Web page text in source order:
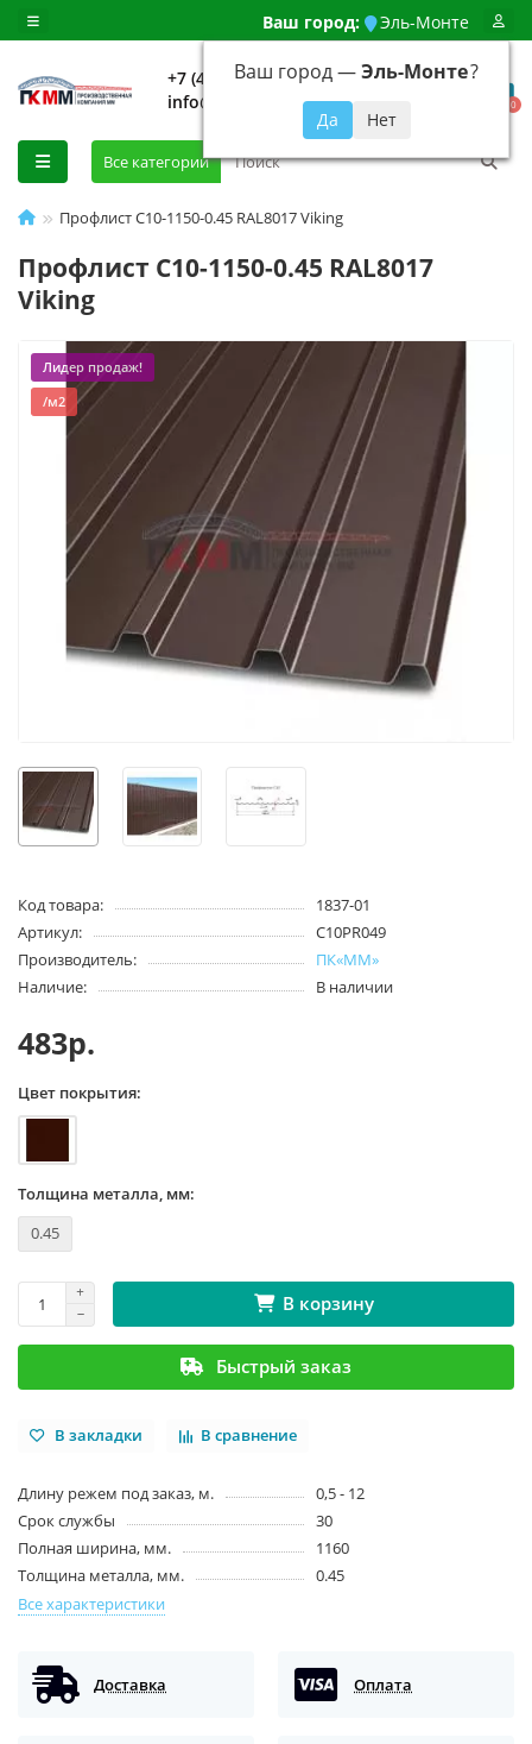
Ваш город: Эль-Монте
Ваш город —Эль-Монте?
+7 (499) 648-92-94
info@evroshtaketnikmoskva.ru
0
Все категории
Профлист С10-1150-0.45 RAL8017 Viking
Профлист С10-1150-0.45 RAL8017
Viking
Лидер продаж!
/м2
Код товара:
1837-01
Артикул:
С10PR049
Производитель:
ПК«ММ»
Наличие:
В наличии
483р.
Цвет покрытия:
Толщина металла, мм:
0.45
В корзину
Быстрый заказ
В закладки В сравнение
Длину режем под заказ, м.
0,5 - 12
Срок службы
30
Полная ширина, мм.
1160
Толщина металла, мм.
0.45
Все характеристики
Доставка Оплата